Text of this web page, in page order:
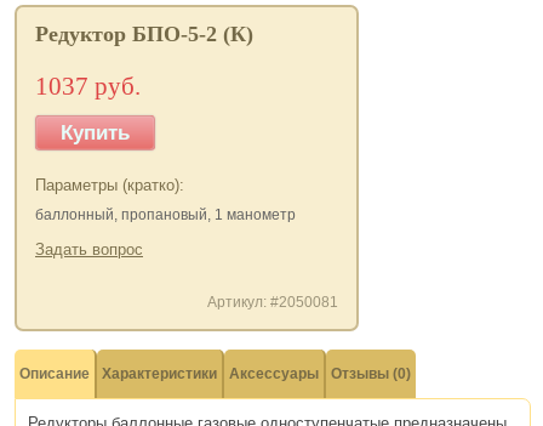
Редуктор БПО-5-2 (К)
1037 руб.
Купить
Параметры (кратко):
баллонный, пропановый, 1 манометр
Задать вопрос
Артикул: #2050081
Описание Характеристики Аксессуары Отзывы (0)